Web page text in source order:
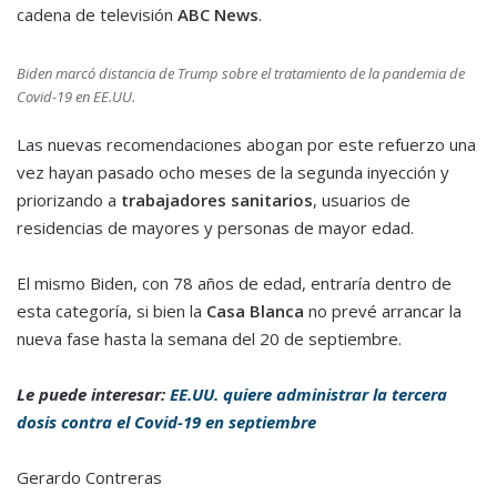
cadena de televisión ABC News.
Biden marcó distancia de Trump sobre el tratamiento de la pandemia de
Covid-19 en EE.UU.
Las nuevas recomendaciones abogan por este refuerzo una
vez hayan pasado ocho meses de la segunda inyección y
priorizando a trabajadores sanitarios, usuarios de
residencias de mayores y personas de mayor edad.
El mismo Biden, con 78 años de edad, entraría dentro de
esta categoría, si bien la Casa Blanca no prevé arrancar la
nueva fase hasta la semana del 20 de septiembre.
Le puede interesar: EE.UU. quiere administrar la tercera
dosis contra el Covid-19 en septiembre
Gerardo Contreras